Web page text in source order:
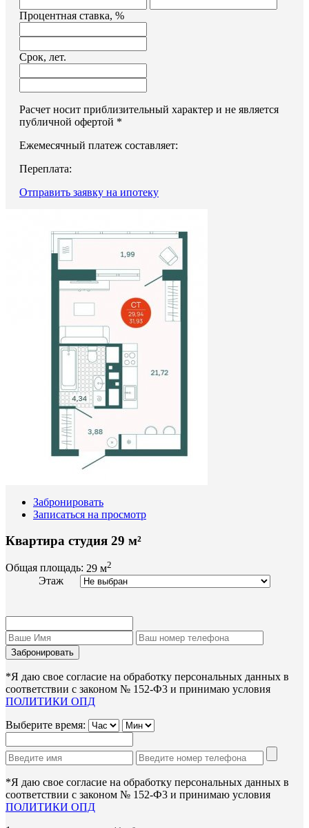
Процентная ставка, %
Срок, лет.
Расчет носит приблизительный характер и не является
публичной офертой *
Ежемесячный платеж составляет:
Переплата:
Отправить заявку на ипотеку
Забронировать
Записаться на просмотр
Квартира студия 29 м²
Общая площадь: 29 м2
Этаж
*Я даю свое согласие на обработку персональных данных в
соответствии с законом № 152-Ф3 и принимаю условия
ПОЛИТИКИ ОПД
Выберите время:
*Я даю свое согласие на обработку персональных данных в
соответствии с законом № 152-Ф3 и принимаю условия
ПОЛИТИКИ ОПД